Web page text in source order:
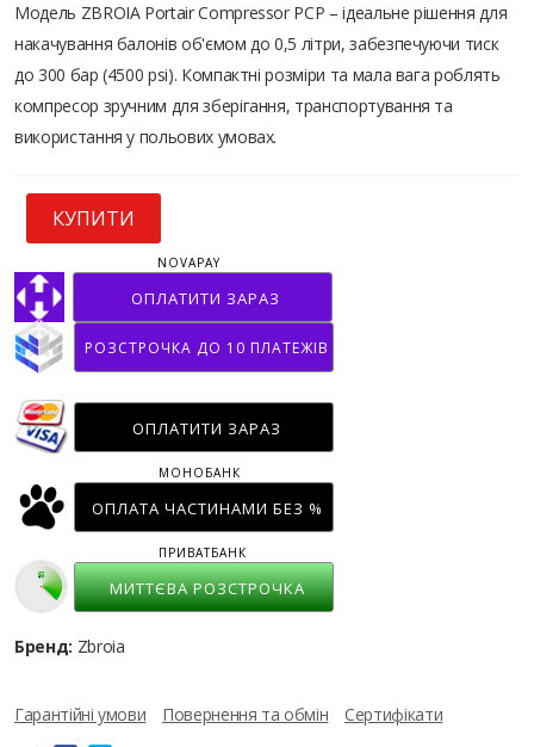
Модель ZBROIA Portair Compressor PCP – ідеальне рішення для
накачування балонів об'ємом до 0,5 літри, забезпечуючи тиск
до 300 бар (4500 psi). Компактні розміри та мала вага роблять
компресор зручним для зберігання, транспортування та
використання у польових умовах.
КУПИТИ
ОПЛАТИТИ ЗАРАЗ
NOVAPAY
РОЗСТРОЧКА ДО 10 ПЛАТЕЖІВ
ОПЛАТИТИ ЗАРАЗ
ОПЛАТА ЧАСТИНАМИ БЕЗ %
МОНОБАНК
МИТТЄВА РОЗСТРОЧКА
ПРИВАТБАНК
Бренд: Zbroia
Гарантійні умови Повернення та обмін
Сертифікати